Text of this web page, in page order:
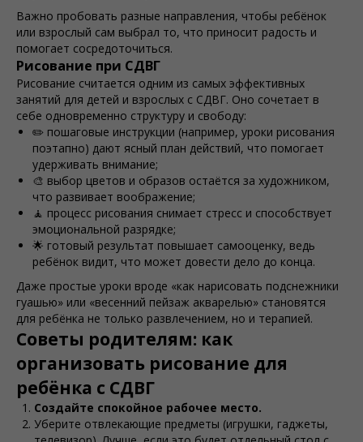
Важно пробовать разные направления, чтобы ребёнок
или взрослый сам выбрал то, что приносит радость и
помогает сосредоточиться.
Рисование при СДВГ
Рисование считается одним из самых эффективных
занятий для детей и взрослых с СДВГ. Оно сочетает в
себе одновременно структуру и свободу:
✏️ пошаговые инструкции (например, уроки рисования
поэтапно) дают ясный план действий, что помогает
удерживать внимание;
🎨 выбор цветов и образов остаётся за художником,
что развивает воображение;
🧘 процесс рисования снимает стресс и способствует
эмоциональной разрядке;
🌟 готовый результат повышает самооценку, ведь
ребёнок видит, что может довести дело до конца.
Даже простые уроки вроде «как нарисовать подснежники
гуашью» или «весенний пейзаж акварелью» становятся
для ребёнка не только развлечением, но и терапией.
Советы родителям: как
организовать рисование для
ребёнка с СДВГ
Создайте спокойное рабочее место.
Уберите отвлекающие предметы (игрушки, гаджеты,